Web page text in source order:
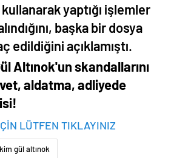
yaptığı işlemler
başka bir dosya
edildiğini açıklamıştı.
Altınok'un skandallarını
aldatma, adliyede
LÜTFEN TIKLAYINIZ
gül altınok